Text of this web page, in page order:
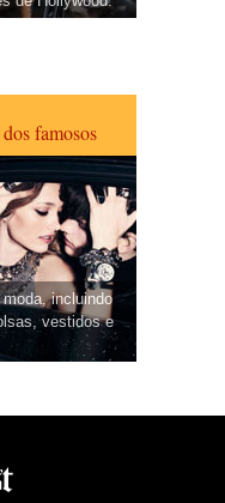
famosos
incluindo
vestidos e